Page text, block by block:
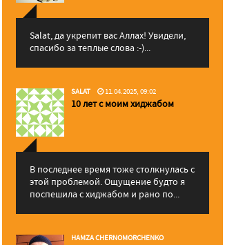
Salat, да укрепит вас Аллаx! Увидели,
спасибо за теплые слова :-)...
SALAT 11.04.2025, 09:02
10 лет с моим хиджабом
В последнее время тоже столкнулась с
этой проблемой. Ощущение будто я
поспешила с хиджабом и рано по...
HAMZA CHERNOMORCHENKO